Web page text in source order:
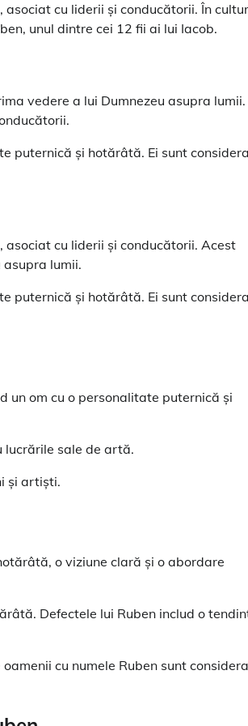
cu liderii și conducătorii. În
unul dintre cei 12 fii ai lui Iacob.
vedere a lui Dumnezeu asupra lumii.
puternică și hotărâtă. Ei sunt
asociat cu liderii și conducătorii. Acest
asupra lumii.
puternică și hotărâtă. Ei sunt
un om cu o personalitate puternică și
lucrările sale de artă.
și artiști.
o viziune clară și o abordare
Defectele lui Ruben includ o
cu numele Ruben sunt